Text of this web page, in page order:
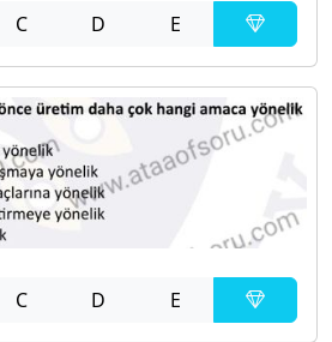
C D E
C D E